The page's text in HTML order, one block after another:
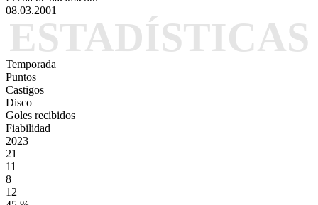
08.03.2001
ESTADÍSTICAS
Temporada
Puntos
Castigos
Disco
Goles recibidos
Fiabilidad
2023
21
11
8
12